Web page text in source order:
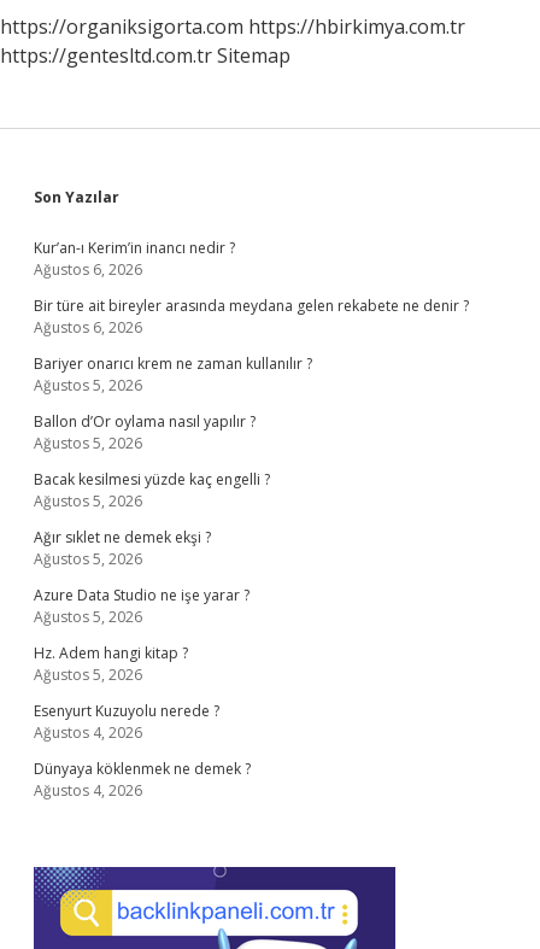
https://organiksigorta.com https://hbirkimya.com.tr
https://gentesltd.com.trSitemap
Sidebar
Son Yazılar
Kur’an-ı Kerim’in inancı nedir ?
Ağustos 6, 2026
Bir türe ait bireyler arasında meydana gelen rekabete ne denir ?
Ağustos 6, 2026
Bariyer onarıcı krem ne zaman kullanılır ?
Ağustos 5, 2026
Ballon d’Or oylama nasıl yapılır ?
Ağustos 5, 2026
Bacak kesilmesi yüzde kaç engelli ?
Ağustos 5, 2026
Ağır sıklet ne demek ekşi ?
Ağustos 5, 2026
Azure Data Studio ne işe yarar ?
Ağustos 5, 2026
Hz. Adem hangi kitap ?
Ağustos 5, 2026
Esenyurt Kuzuyolu nerede ?
Ağustos 4, 2026
Dünyaya köklenmek ne demek ?
Ağustos 4, 2026